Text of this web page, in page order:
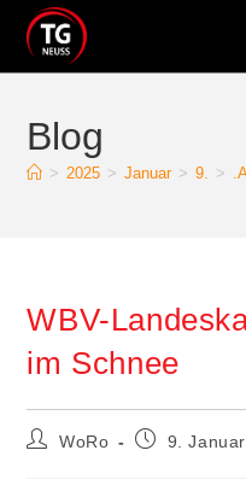
Inhalt
springen
Blog
> 2025 > Januar > 9. >
WBV-
im Schnee
Beitrags-
WoRo
Beitrag
9.